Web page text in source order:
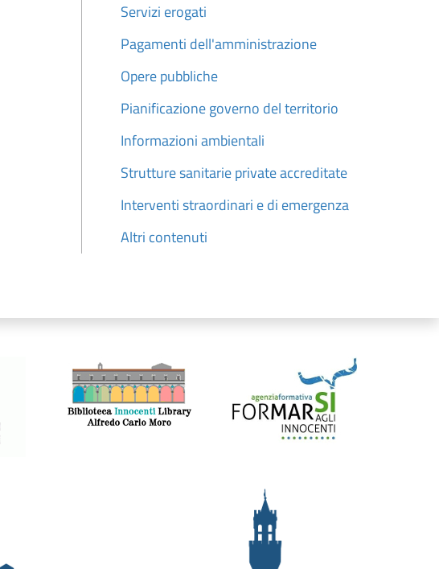
Servizi erogati
Pagamenti dell'amministrazione
Opere pubbliche
Pianificazione governo del territorio
Informazioni ambientali
Strutture sanitarie private accreditate
Interventi straordinari e di emergenza
Altri contenuti